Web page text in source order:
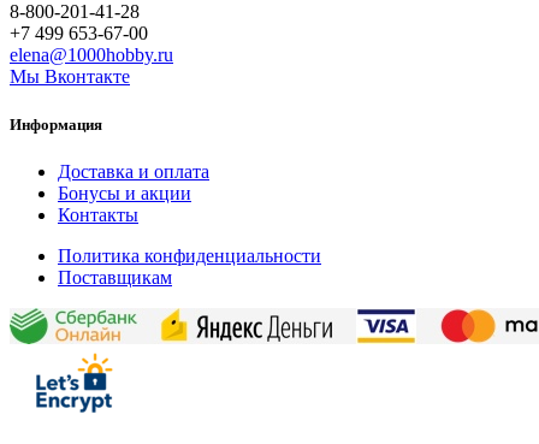
8-800-201-41-28
+7 499 653-67-00
elena@1000hobby.ru
Мы Вконтакте
Информация
Доставка и оплата
Бонусы и акции
Контакты
Политика конфиденциальности
Поставщикам